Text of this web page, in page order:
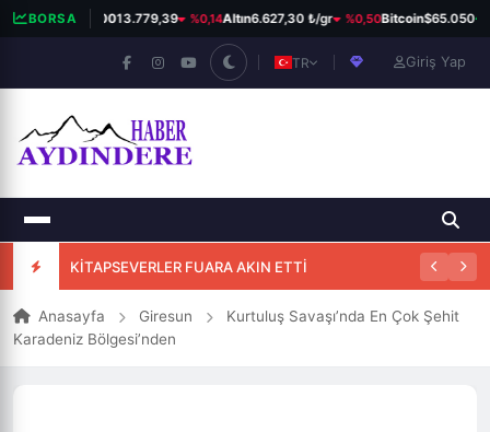
BORSABIST 10013.779,39 %0,14Altın6.627,30 ₺/gr %0,50Bitcoin$65.050
TR Giriş Yap
KİTAPSEVERLER FUARA AKIN ETTİ
Anasayfa Giresun
Kurtuluş Savaşı’nda En Çok Şehit
Karadeniz Bölgesi’nden